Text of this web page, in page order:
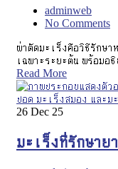
adminweb
No Comments
ผ่าตัดมะเร็งคือวิธีรักษา
เฉพาะระยะต้น พร้อมอ
Read More
26 Dec 25
มะเร็งที่รักษาย